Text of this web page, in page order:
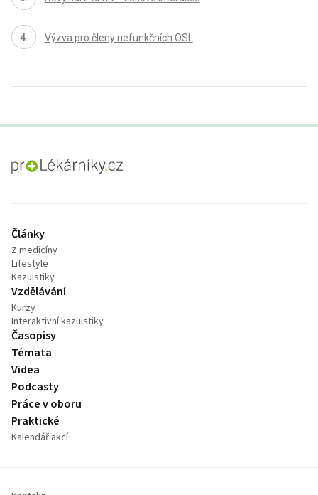
Výzva pro členy nefunkčních OSL
proLékaře.cz
Články
Z medicíny
Lifestyle
Kazuistiky
Vzdělávání
Kurzy
Interaktivní kazuistiky
Časopisy
Témata
Videa
Podcasty
Práce v oboru
Praktické
Kalendář akcí